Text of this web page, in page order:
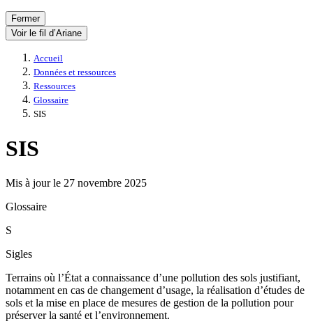
Fermer
Voir le fil d’Ariane
Accueil
Données et ressources
Ressources
Glossaire
SIS
SIS
Mis à jour le 27 novembre 2025
Glossaire
S
Sigles
Terrains où l’État a connaissance d’une pollution des sols justifiant,
notamment en cas de changement d’usage, la réalisation d’études de
sols et la mise en place de mesures de gestion de la pollution pour
préserver la santé et l’environnement.